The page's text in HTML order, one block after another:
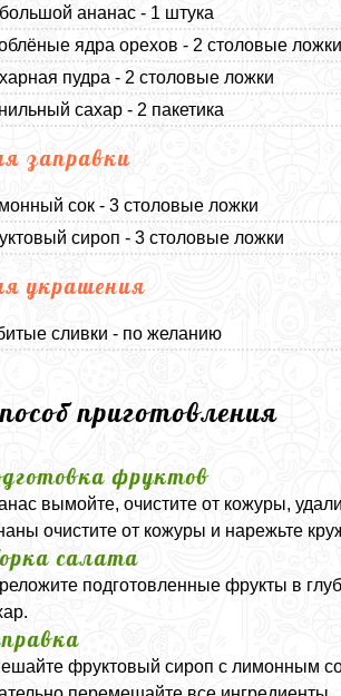
ананас - 1 штука
ядра орехов - 2 столовые ложки
пудра - 2 столовые ложки
сахар - 2 пакетика
заправки
сок - 3 столовые ложки
сироп - 3 столовые ложки
украшения
сливки - по желанию
приготовления
фруктов
вымойте, очистите от кожуры,
очистите от кожуры и нарежьте
салата
подготовленные фрукты в
фруктовый сироп с лимонным